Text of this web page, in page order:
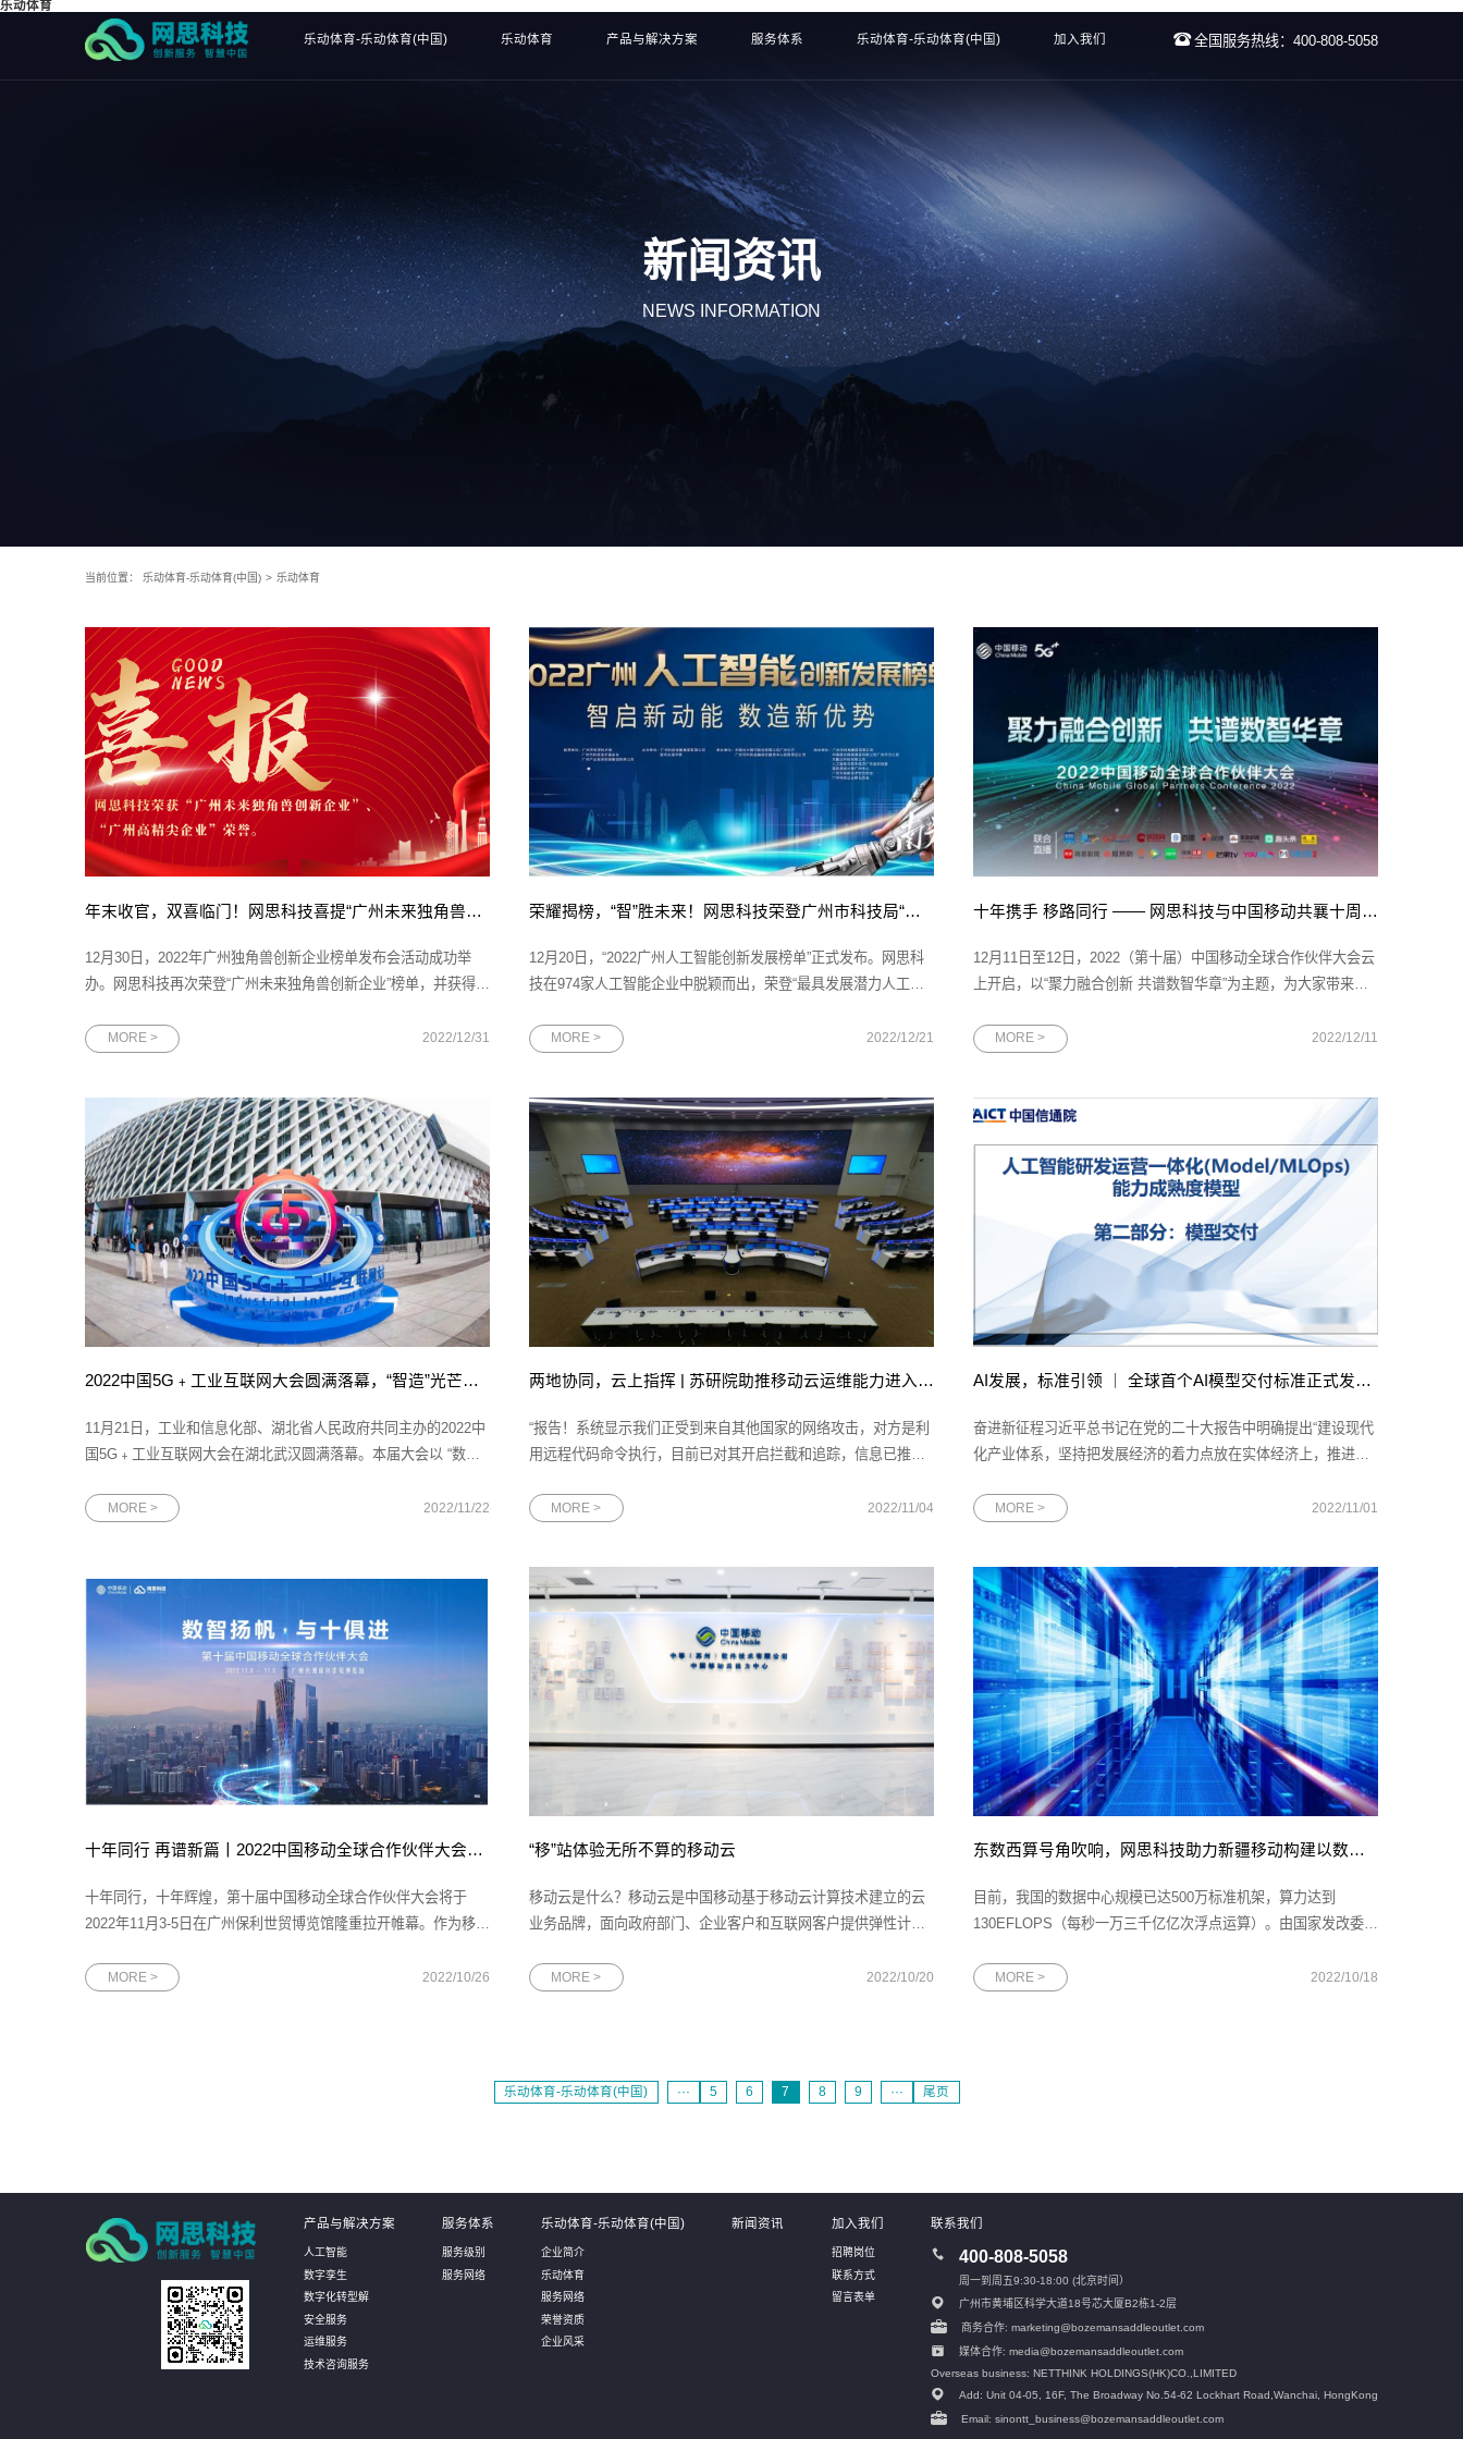
乐动体育
乐动体育-乐动体育(中国) 乐动体育 产品与解决方案 服务体系 乐动体育-乐动体育(中国) 加入我们 全国服务热线：400-808-5058
新闻资讯
NEWS INFORMATION
当前位置： 乐动体育-乐动体育(中国) > 乐动体育
年末收官，双喜临门！网思科技喜提“广州未来独角兽创新企业”及“广州高精尖企业”政府荣誉
12月30日，2022年广州独角兽创新企业榜单发布会活动成功举
办。网思科技再次荣登“广州未来独角兽创新企业”榜单，并获得
现场2022年广州独角兽创新企业榜单发布会是由广州市科学技术
MORE > 2022/12/31
荣耀揭榜，“智”胜未来！网思科技荣登广州市科技局“最具发展潜力人工智能企业榜”
12月20日，“2022广州人工智能创新发展榜单”正式发布。网思科
技在974家人工智能企业中脱颖而出，荣登“最具发展潜力人工智
优势”。图为榜单发布主视觉海报（转自南方Plus新闻）据悉，该
MORE > 2022/12/21
十年携手 移路同行 —— 网思科技与中国移动共襄十周年盛会
12月11日至12日，2022（第十届）中国移动全球合作伙伴大会云
上开启，以“聚力融合创新 共谱数智华章”为主题，为大家带来一
伙伴大会是中国移动携手产业链伙伴共同举办的通信行业年度盛
MORE > 2022/12/11
2022中国5G﹢工业互联网大会圆满落幕，“智造”光芒闪耀武汉
11月21日，工业和信息化部、湖北省人民政府共同主办的2022中
国5G﹢工业互联网大会在湖北武汉圆满落幕。本届大会以 “数融
创新能力、产业发展生态、安全保障能力等热点领域，是一场
MORE > 2022/11/22
两地协同，云上指挥 | 苏研院助推移动云运维能力进入第一阵营
“报告！系统显示我们正受到来自其他国家的网络攻击，对方是利
用远程代码命令执行，目前已对其开启拦截和追踪，信息已推送
数据、简短的对话、迅速的响应是移动云监控调度指挥中心的常
MORE > 2022/11/04
AI发展，标准引领 ｜ 全球首个AI模型交付标准正式发布，填补国内外空白
奋进新征程习近平总书记在党的二十大报告中明确提出“建设现代
化产业体系，坚持把发展经济的着力点放在实体经济上，推进新
国、网络强国、数字中国。”人工智能作为数字中国建设的一个重
MORE > 2022/11/01
十年同行 再谱新篇丨2022中国移动全球合作伙伴大会即将开幕！
十年同行，十年辉煌，第十届中国移动全球合作伙伴大会将于
2022年11月3-5日在广州保利世贸博览馆隆重拉开帷幕。作为移动
了业界的高度关注。目前已有数百位世界500强企业、国内外知名
MORE > 2022/10/26
“移”站体验无所不算的移动云
移动云是什么？移动云是中国移动基于移动云计算技术建立的云
业务品牌，面向政府部门、企业客户和互联网客户提供弹性计
库、应用服务与中间件、大规模计算与分析PaaS产品，以及包括
MORE > 2022/10/20
东数西算号角吹响，网思科技助力新疆移动构建以数字孪生为技术基座的新一代智慧数据中心
目前，我国的数据中心规模已达500万标准机架，算力达到
130EFLOPS（每秒一万三千亿亿次浮点运算）。由国家发改委启
础设施的部署和其它技术准备，加快西部转型发展，拉平中西部
MORE > 2022/10/18
乐动体育-乐动体育(中国) ··· 5 6 7 8 9 ··· 尾页
产品与解决方案
人工智能
数字孪生
数字化转型解
安全服务
运维服务
技术咨询服务
服务体系
服务级别
服务网络
乐动体育-乐动体育(中国)
企业简介
乐动体育
服务网络
荣誉资质
企业风采
新闻资讯 加入我们
招聘岗位
联系方式
留言表单
联系我们
400-808-5058
周一到周五9:30-18:00 (北京时间）
广州市黄埔区科学大道18号芯大厦B2栋1-2层
商务合作: marketing@bozemansaddleoutlet.com
媒体合作: media@bozemansaddleoutlet.com
Overseas business: NETTHINK HOLDINGS(HK)CO.,LIMITED
Add: Unit 04-05, 16F, The Broadway No.54-62 Lockhart Road, Wanchai, HongKong
Email: sinontt_business@bozemansaddleoutlet.com